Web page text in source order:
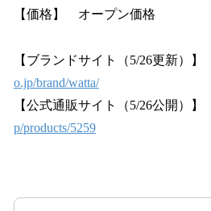
【価格】 オープン価格
【ブランドサイト（5/26更新）】
o.jp/brand/watta/
【公式通販サイト（5/26公開）】
p/products/5259